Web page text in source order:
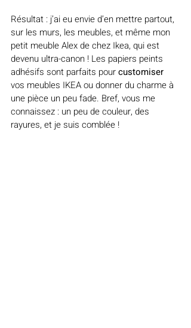
Résultat : j’ai eu envie d’en mettre partout,
sur les murs, les meubles, et même mon
petit meuble Alex de chez Ikea, qui est
devenu ultra-canon ! Les papiers peints
adhésifs sont parfaits pour customiser
vos meubles IKEA ou donner du charme à
une pièce un peu fade. Bref, vous me
connaissez : un peu de couleur, des
rayures, et je suis comblée !